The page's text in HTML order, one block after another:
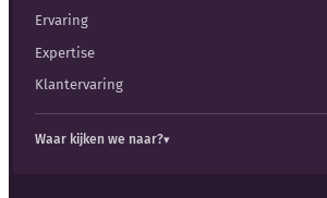
Ervaring
Expertise
Klantervaring
Waar kijken we naar?